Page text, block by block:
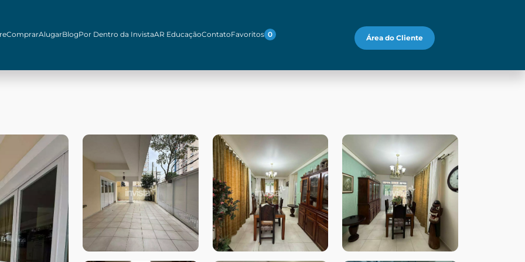
ComprarAlugarBlogPor Dentro da InvistaAR EducaçãoContatoFavoritos 0 Área do Cliente